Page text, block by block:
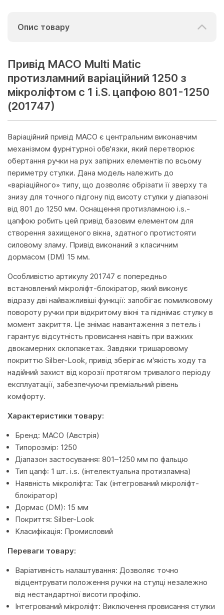
Опис товару
Привід МАСО Multi Matic
протизламний варіаційний 1250 з
мікроліфтом c 1 i.S. цапфою 801-1250
(201747)
Варіаційний привід MACO є центральним виконавчим
механізмом фурнітурної обв'язки, який перетворює
обертання ручки на рух запірних елементів по всьому
периметру стулки. Дана модель належить до
«варіаційного» типу, що дозволяє обрізати її зверху та
знизу для точного підгону під висоту стулки у діапазоні
від 801 до 1250 мм. Оснащення протизламною i.s.-
цапфою робить цей привід базовим елементом для
створення захищеного вікна, здатного протистояти
силовому зламу. Привід виконаний з класичним
дормасом (DM) 15 мм.
Особливістю артикулу 201747 є попередньо
встановлений мікроліфт-блокіратор, який виконує
відразу дві найважливіші функції: запобігає помилковому
повороту ручки при відкритому вікні та піднімає стулку в
момент закриття. Це знімає навантаження з петель і
гарантує відсутність провисання навіть при важких
двокамерних склопакетах. Завдяки тришаровому
покриттю Silber-Look, привід зберігає м'якість ходу та
надійний захист від корозії протягом тривалого періоду
експлуатації, забезпечуючи преміальний рівень
комфорту.
Характеристики товару:
Бренд: MACO (Австрія)
Типорозмір: 1250
Діапазон застосування: 801–1250 мм по фальцю
Тип цапф: 1 шт. i.s. (інтелектуальна протизламна)
Наявність мікроліфта: Так (інтегрований мікроліфт-
блокіратор)
Дормас (DM): 15 мм
Покриття: Silber-Look
Класифікація: Промисловий
Переваги товару:
Варіативність налаштування: Дозволяє точно
відцентрувати положення ручки на стулці незалежно
від нестандартної висоти профілю.
Інтегрований мікроліфт: Виключення провисання стулки